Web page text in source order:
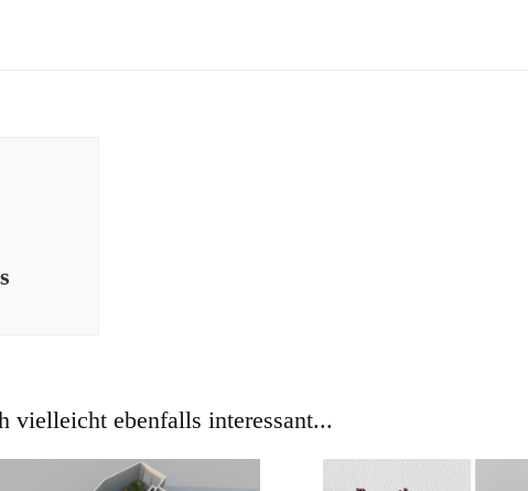
vielleicht ebenfalls interessant...